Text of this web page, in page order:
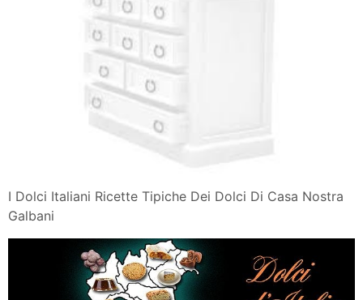
I Dolci Italiani Ricette Tipiche Dei Dolci Di Casa Nostra
Galbani